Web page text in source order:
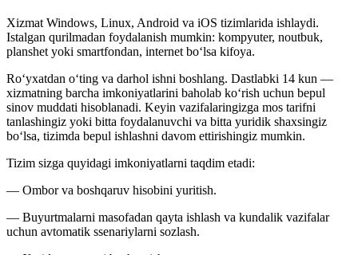
Xizmat Windows, Linux, Android va iOS tizimlarida ishlaydi.
Istalgan qurilmadan foydalanish mumkin: kompyuter, noutbuk,
planshet yoki smartfondan, internet bo‘lsa kifoya.
Ro‘yxatdan o‘ting va darhol ishni boshlang. Dastlabki 14 kun —
xizmatning barcha imkoniyatlarini baholab ko‘rish uchun bepul
sinov muddati hisoblanadi. Keyin vazifalaringizga mos tarifni
tanlashingiz yoki bitta foydalanuvchi va bitta yuridik shaxsingiz
bo‘lsa, tizimda bepul ishlashni davom ettirishingiz mumkin.
Tizim sizga quyidagi imkoniyatlarni taqdim etadi:
— Ombor va boshqaruv hisobini yuritish.
— Buyurtmalarni masofadan qayta ishlash va kundalik vazifalar
uchun avtomatik ssenariylarni sozlash.